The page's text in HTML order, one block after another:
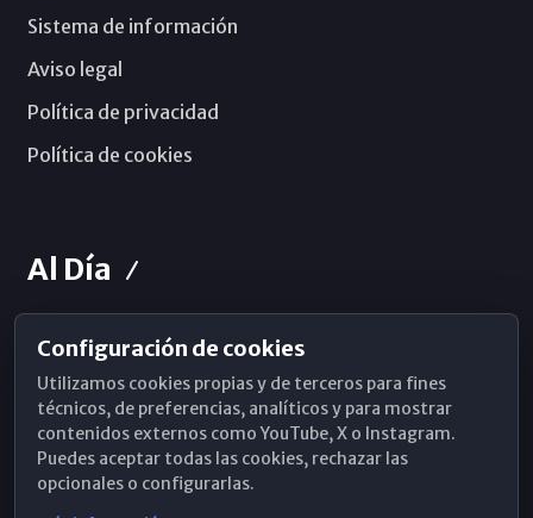
Sistema de información
Aviso legal
Política de privacidad
Política de cookies
Al Día
Horarios de Misa
Hemeroteca
WhatsApp
Configuración de cookies
Utilizamos cookies propias y de terceros para fines
técnicos, de preferencias, analíticos y para mostrar
contenidos externos como YouTube, X o Instagram.
Puedes aceptar todas las cookies, rechazar las
opcionales o configurarlas.